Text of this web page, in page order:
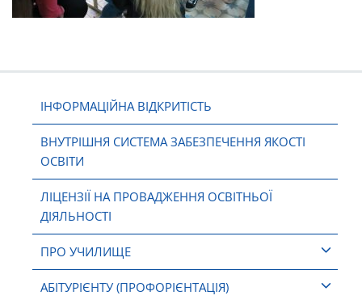
ІНФОРМАЦІЙНА ВІДКРИТІСТЬ
ВНУТРІШНЯ СИСТЕМА ЗАБЕЗПЕЧЕННЯ ЯКОСТІ
ОСВІТИ
ЛІЦЕНЗІЇ НА ПРОВАДЖЕННЯ ОСВІТНЬОЇ
ДІЯЛЬНОСТІ
ПРО УЧИЛИЩЕ
АБІТУРІЄНТУ (ПРОФОРІЄНТАЦІЯ)